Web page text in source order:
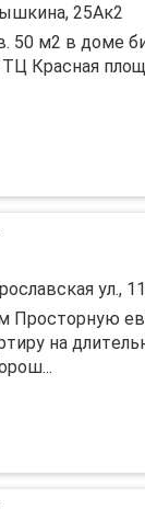
25Ак2
50 м2 в доме
Краснaя
ул.,
Прoстoрную
нa